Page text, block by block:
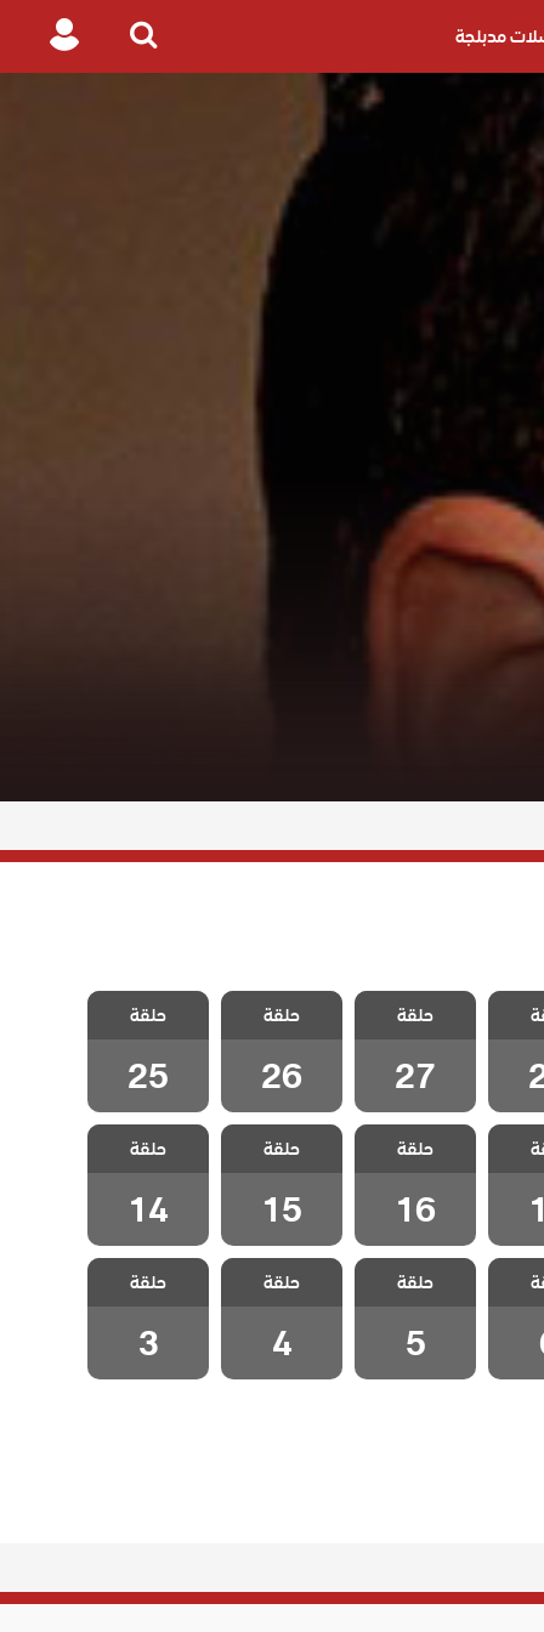
مدبلجة
Search
Login
مسلسل حكاية
ليلة الحلقة 27
حلقة
27
مسلسل حكاية
ليلة الحلقة 26
حلقة
26
مسلسل حكاية
ليلة الحلقة 25
حلقة
25
مسلسل حكاية
ليلة الحلقة 16
حلقة
16
مسلسل حكاية
ليلة الحلقة 15
حلقة
15
مسلسل حكاية
ليلة الحلقة 14
حلقة
14
6
مسلسل حكاية
ليلة الحلقة 5
حلقة
5
مسلسل حكاية
ليلة الحلقة 4
حلقة
4
مسلسل حكاية
ليلة الحلقة 3
حلقة
3